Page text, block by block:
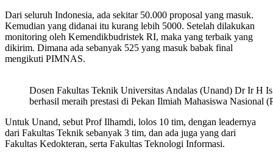
Dari seluruh Indonesia, ada sekitar 50.000 proposal yang masuk.
Kemudian yang didanai itu kurang lebih 5000. Setelah dilakukan
monitoring oleh Kemendikbudristek RI, maka yang terbaik yang
dikirim. Dimana ada sebanyak 525 yang masuk babak final
mengikuti PIMNAS.
Dosen Fakultas Teknik Universitas Andalas (Unand) Dr Ir H
berhasil meraih prestasi di Pekan Ilmiah Mahasiswa Nasional
Untuk Unand, sebut Prof Ilhamdi, lolos 10 tim, dengan leadernya
dari Fakultas Teknik sebanyak 3 tim, dan ada juga yang dari
Fakultas Kedokteran, serta Fakultas Teknologi Informasi.